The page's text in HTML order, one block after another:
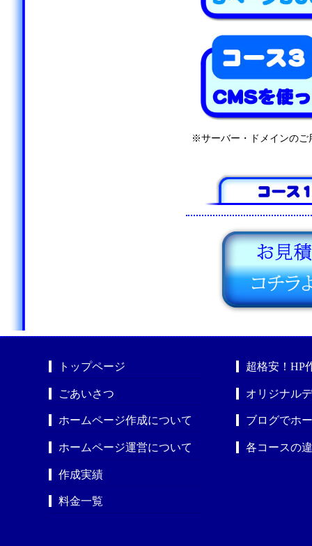
※サーバー・ドメインのご
トップページ
ごあいさつ
ホームページ作成について
ホームページ運営について
作成実績
料金一覧
超格安！HP
オリジナル
ブログでホ
各コースの